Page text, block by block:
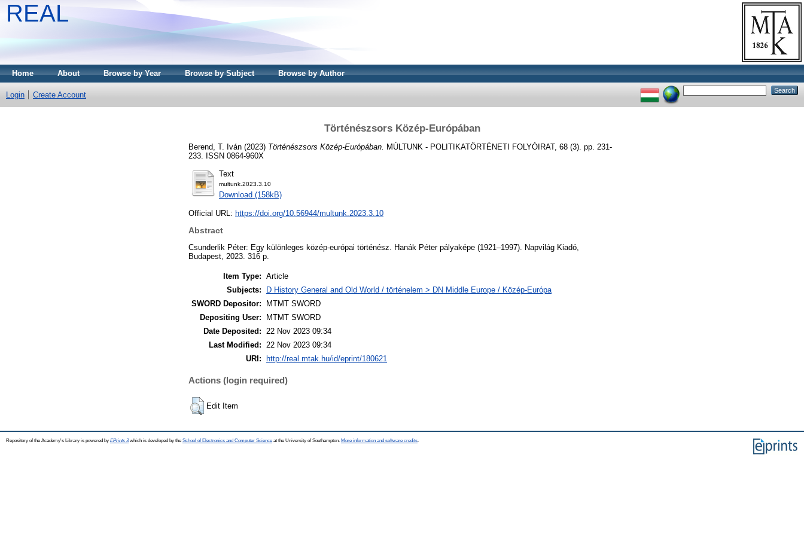
REAL
Home About Browse by Year Browse by Subject Browse by Author
Login Create Account
Történészsors Közép-Európában
Berend, T. Iván (2023) Történészsors Közép-Európában. MÚLTUNK - POLITIKATÖRTÉNETI FOLYÓIRAT, 68 (3). pp. 231-
233. ISSN 0864-960X
Text
multunk.2023.3.10
Download (158kB)
Official URL: https://doi.org/10.56944/multunk.2023.3.10
Abstract
Csunderlik Péter: Egy különleges közép-európai történész. Hanák Péter pályaképe (1921–1997). Napvilág Kiadó,
Budapest, 2023. 316 p.
Item Type: Article
Subjects:
D History General and Old World / történelem > DN Middle Europe / Közép-Európa
SWORD Depositor:
MTMT SWORD
Depositing User:
MTMT SWORD
Date Deposited:
22 Nov 2023 09:34
Last Modified:
22 Nov 2023 09:34
URI:
http://real.mtak.hu/id/eprint/180621
Actions (login required)
Edit Item
Repository of the Academy's Library is powered by EPrints 3which is developed by the School of Electronics and Computer Science at the University of Southampton. More information and software credits